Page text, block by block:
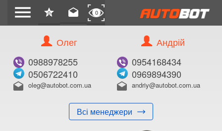
menu star
0 drafts 0
Олег
0988978255
0506722410
drafts oleg@autobot.com.ua
Всі менеджери
Андрій
0954168434
0969894390
drafts andriy@autobot.com.ua
КУПИТИ